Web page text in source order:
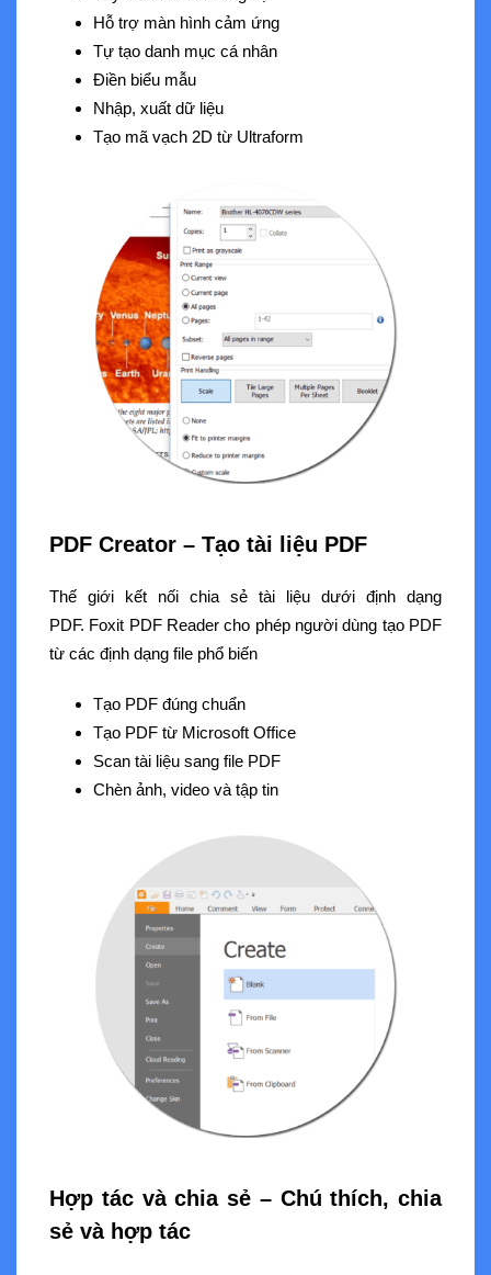
Hỗ trợ màn hình cảm ứng
Tự tạo danh mục cá nhân
Điền biểu mẫu
Nhập, xuất dữ liệu
Tạo mã vạch 2D từ Ultraform
PDF Creator – Tạo tài liệu PDF
Thế giới kết nối chia sẻ tài liệu dưới định dạng
PDF. Foxit PDF Reader cho phép người dùng tạo PDF
từ các định dạng file phổ biến
Tạo PDF đúng chuẩn
Tạo PDF từ Microsoft Office
Scan tài liệu sang file PDF
Chèn ảnh, video và tập tin
Hợp tác và chia sẻ – Chú thích, chia
sẻ và hợp tác